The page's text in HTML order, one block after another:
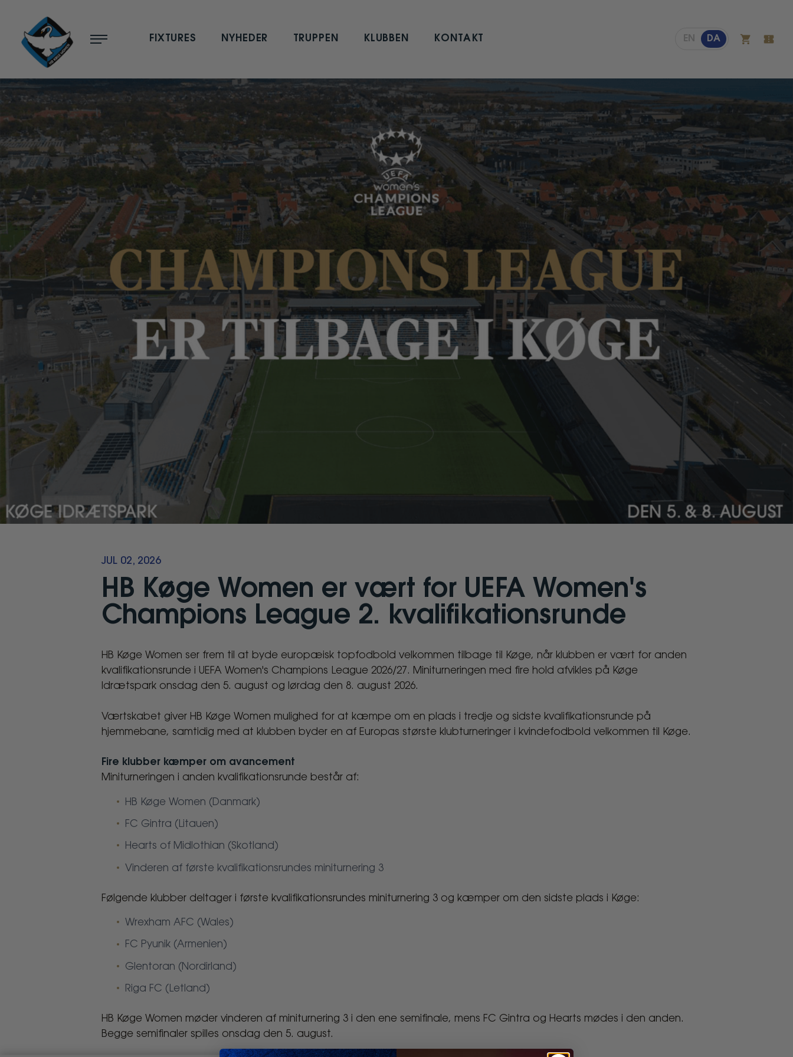
FIXTURES
NYHEDER TRUPPEN KLUBBEN KONTAKT DA
EN
JUL 02, 2026
HB Køge Women er vært for UEFA Women's
Champions League 2. kvalifikationsrunde
HB
Køge
Women
er
vært
for
UEFA
Women's
Champions
League
kvalifikationsrunde
HB Køge Women ser frem til at byde europæisk topfodbold velkommen tilbage til Køge, når klubben er vært for anden
kvalifikationsrunde i UEFA Women's Champions League 2026/27. Miniturneringen med fire hold afvikles på Køge
Idrætspark onsdag den 5. august og lørdag den 8. august 2026.
Værtskabet giver HB Køge Women mulighed for at kæmpe om en plads i tredje og sidste kvalifikationsrunde på
hjemmebane, samtidig med at klubben byder en af Europas største klubturneringer i kvindefodbold velkommen til Køge.
Fire klubber kæmper om avancement
Miniturneringen i anden kvalifikationsrunde består af:
HB Køge Women (Danmark)
​FC Gintra (Litauen)
Hearts of Midlothian (Skotland)
Vinderen af første kvalifikationsrundes miniturnering 3
Følgende klubber deltager i første kvalifikationsrundes miniturnering 3 og kæmper om den sidste plads i Køge:
Wrexham AFC (Wales)
FC Pyunik (Armenien)
Glentoran (Nordirland)
Riga FC (Letland)
HB Køge Women møder vinderen af miniturnering 3 i den ene semifinale, mens FC Gintra og Hearts mødes i den anden.
Begge semifinaler spilles onsdag den 5. august.